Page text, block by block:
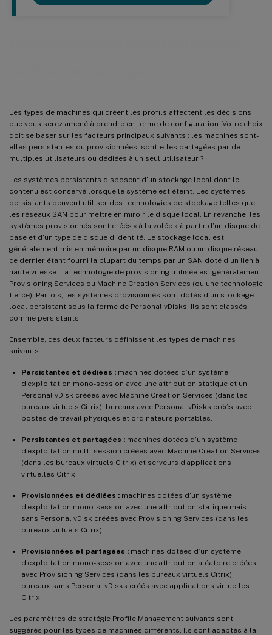
Les types de machines qui créent les profils affectent les décisions
que vous serez amené à prendre en terme de configuration. Votre choix
doit se baser sur les facteurs principaux suivants : les machines sont-
elles persistantes ou provisionnées, sont-elles partagées par de
multiples utilisateurs ou dédiées à un seul utilisateur ?
Les systèmes persistants disposent d’un stockage local dont le
contenu est conservé lorsque le système est éteint. Les systèmes
persistants peuvent utiliser des technologies de stockage telles que
les réseaux SAN pour mettre en miroir le disque local. En revanche, les
systèmes provisionnés sont créés « à la volée » à partir d’un disque de
base et d’un type de disque d’identité. Le stockage local est
généralement mis en mémoire par un disque RAM ou un disque réseau,
ce dernier étant fourni la plupart du temps par un SAN doté d’un lien à
haute vitesse. La technologie de provisioning utilisée est généralement
Provisioning Services ou Machine Creation Services (ou une technologie
tierce). Parfois, les systèmes provisionnés sont dotés d’un stockage
local persistant sous la forme de Personal vDisks. Ils sont classés
comme persistants.
Ensemble, ces deux facteurs définissent les types de machines
suivants :
Persistantes et dédiées : machines dotées d’un système
d’exploitation mono-session avec une attribution statique et un
Personal vDisk créées avec Machine Creation Services (dans les
bureaux virtuels Citrix), bureaux avec Personal vDisks créés avec
postes de travail physiques et ordinateurs portables.
Persistantes et partagées : machines dotées d’un système
d’exploitation multi-session créées avec Machine Creation Services
(dans les bureaux virtuels Citrix) et serveurs d’applications
virtuelles Citrix.
Provisionnées et dédiées : machines dotées d’un système
d’exploitation mono-session avec une attribution statique mais
sans Personal vDisk créées avec Provisioning Services (dans les
bureaux virtuels Citrix).
Provisionnées et partagées : machines dotées d’un système
d’exploitation mono-session avec une attribution aléatoire créées
avec Provisioning Services (dans les bureaux virtuels Citrix),
bureaux sans Personal vDisks créés avec applications virtuelles
Citrix.
Les paramètres de stratégie Profile Management suivants sont
suggérés pour les types de machines différents. Ils sont adaptés à la